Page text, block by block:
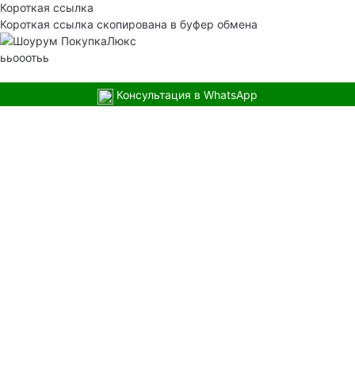
Короткая ссылка
Короткая ссылка скопирована в буфер обмена
ььооотьь
Консультация в WhatsApp